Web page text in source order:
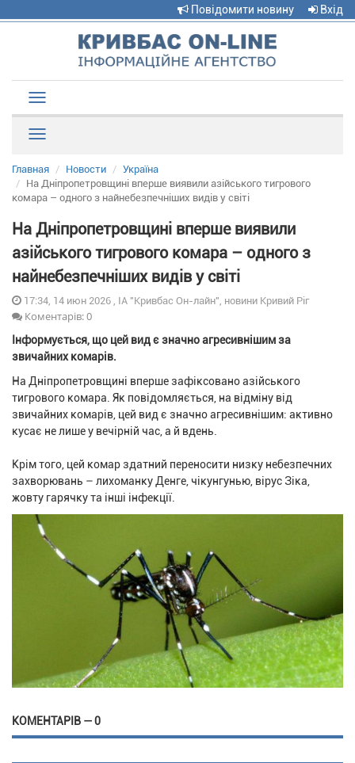
Повідомити новину Вхід
navigation
Главная Новости
Україна
На Дніпропетровщині вперше виявили азійського тигрового
комара – одного з найнебезпечніших видів у світі
На Дніпропетровщині вперше виявили
азійського тигрового комара – одного з
найнебезпечніших видів у світі
17:34, 14 июн 2026 , ІА "Кривбас Он-лайн", новини Кривий Ріг
Коментарів: 0
Інформується, що цей вид є значно агресивнішим за
звичайних комарів.
На Дніпропетровщині вперше зафіксовано азійського
тигрового комара. Як повідомляється, на відміну від
звичайних комарів, цей вид є значно агресивнішим: активно
кусає не лише у вечірній час, а й вдень.
Крім того, цей комар здатний переносити низку небезпечних
захворювань – лихоманку Денге, чікунгунью, вірус Зіка,
жовту гарячку та інші інфекції.
КОМЕНТАРІВ — 0